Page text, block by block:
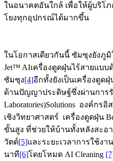
ในอนาคตอันใกล้ เพื่อให้ผู้บริโ
โยงทุกอุปกรณ์ได้มากขึ้น
ในโอกาสเดียวกันนี้ ซัมซุงยังภูมิ
Jet™ AIเครื่องดูดฝุ่นไร้สายแบ
ซัมซุง[4]อีกทั้งยังเป็นเครื่องดู
ด้านปัญญาประดิษฐ์ซึ่งผ่านการรั
Laboratories)Solutions องค์ก
เชิงวิทยาศาสตร์ เครื่องดูดฝุ่น
ขั้นสูง ที่ช่วยให้บ้านทั้งหลังสะอ
วัตต์[5]และระยะเวลาการใช้งา
นาที[6]โดยโหมด AI Cleaning